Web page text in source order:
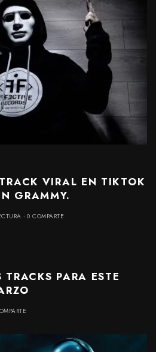
VIRAL EN TIKTOK
GRAMMY.
0 COMPARTE
PARA ESTE